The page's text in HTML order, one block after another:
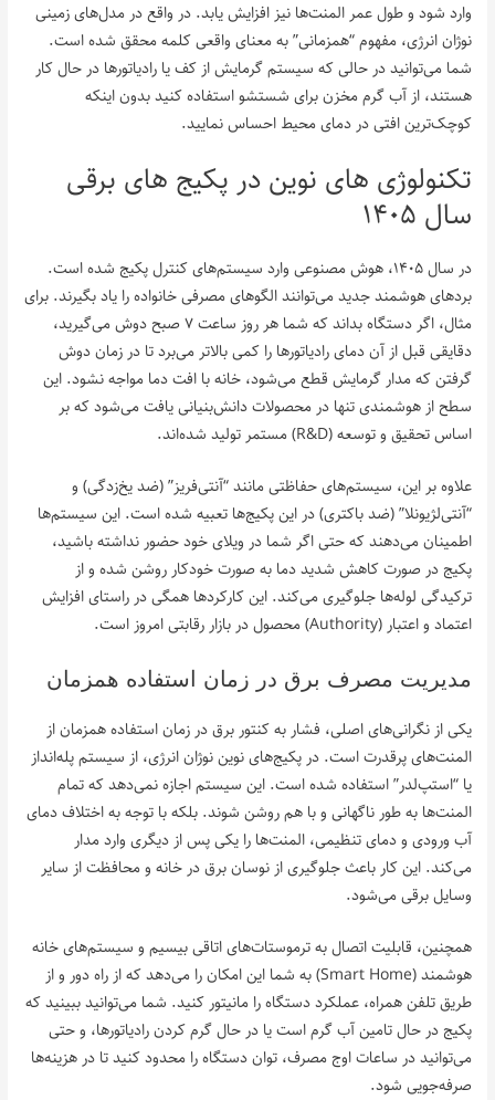
وارد شود و طول عمر المنت‌ها نیز افزایش یابد. در واقع در مدل‌های زمینی
نوژان انرژی، مفهوم “همزمانی” به معنای واقعی کلمه محقق شده است.
شما می‌توانید در حالی که سیستم گرمایش از کف یا رادیاتورها در حال کار
هستند، از آب گرم مخزن برای شستشو استفاده کنید بدون اینکه
کوچک‌ترین افتی در دمای محیط احساس نمایید.
تکنولوژی های نوین در پکیج های برقی
سال ۱۴۰۵
در سال ۱۴۰۵، هوش مصنوعی وارد سیستم‌های کنترل پکیج شده است.
بردهای هوشمند جدید می‌توانند الگوهای مصرفی خانواده را یاد بگیرند. برای
مثال، اگر دستگاه بداند که شما هر روز ساعت ۷ صبح دوش می‌گیرید،
دقایقی قبل از آن دمای رادیاتورها را کمی بالاتر می‌برد تا در زمان دوش
گرفتن که مدار گرمایش قطع می‌شود، خانه با افت دما مواجه نشود. این
سطح از هوشمندی تنها در محصولات دانش‌بنیانی یافت می‌شود که بر
اساس تحقیق و توسعه (R&D) مستمر تولید شده‌اند.
علاوه بر این، سیستم‌های حفاظتی مانند “آنتی‌فریز” (ضد یخ‌زدگی) و
“آنتی‌لژیونلا” (ضد باکتری) در این پکیج‌ها تعبیه شده است. این سیستم‌ها
اطمینان می‌دهند که حتی اگر شما در ویلای خود حضور نداشته باشید،
پکیج در صورت کاهش شدید دما به صورت خودکار روشن شده و از
ترکیدگی لوله‌ها جلوگیری می‌کند. این کارکردها همگی در راستای افزایش
اعتماد و اعتبار (Authority) محصول در بازار رقابتی امروز است.
مدیریت مصرف برق در زمان استفاده همزمان
یکی از نگرانی‌های اصلی، فشار به کنتور برق در زمان استفاده همزمان از
المنت‌های پرقدرت است. در پکیج‌های نوین نوژان انرژی، از سیستم پله‌انداز
یا “استپ‌لدر” استفاده شده است. این سیستم اجازه نمی‌دهد که تمام
المنت‌ها به طور ناگهانی و با هم روشن شوند. بلکه با توجه به اختلاف دمای
آب ورودی و دمای تنظیمی، المنت‌ها را یکی پس از دیگری وارد مدار
می‌کند. این کار باعث جلوگیری از نوسان برق در خانه و محافظت از سایر
وسایل برقی می‌شود.
همچنین، قابلیت اتصال به ترموستات‌های اتاقی بیسیم و سیستم‌های خانه
هوشمند (Smart Home) به شما این امکان را می‌دهد که از راه دور و از
طریق تلفن همراه، عملکرد دستگاه را مانیتور کنید. شما می‌توانید ببینید که
پکیج در حال تامین آب گرم است یا در حال گرم کردن رادیاتورها، و حتی
می‌توانید در ساعات اوج مصرف، توان دستگاه را محدود کنید تا در هزینه‌ها
صرفه‌جویی شود.